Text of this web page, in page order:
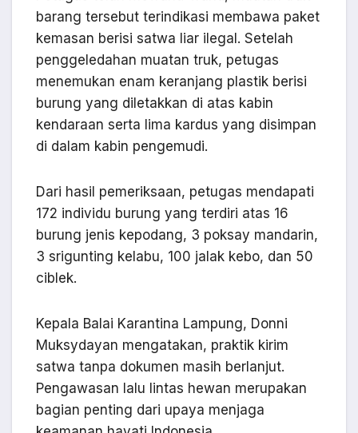
barang tersebut terindikasi membawa paket
kemasan berisi satwa liar ilegal. Setelah
penggeledahan muatan truk, petugas
menemukan enam keranjang plastik berisi
burung yang diletakkan di atas kabin
kendaraan serta lima kardus yang disimpan
di dalam kabin pengemudi.
Dari hasil pemeriksaan, petugas mendapati
172 individu burung yang terdiri atas 16
burung jenis kepodang, 3 poksay mandarin,
3 srigunting kelabu, 100 jalak kebo, dan 50
ciblek.
Kepala Balai Karantina Lampung, Donni
Muksydayan mengatakan, praktik kirim
satwa tanpa dokumen masih berlanjut.
Pengawasan lalu lintas hewan merupakan
bagian penting dari upaya menjaga